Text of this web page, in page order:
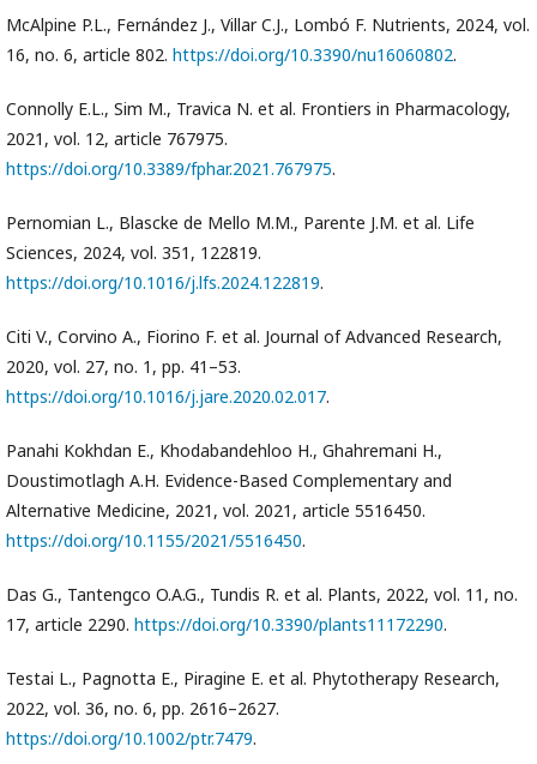
McAlpine P.L., Fernández J., Villar C.J., Lombó F. Nutrients, 2024, vol.
16, no. 6, article 802. https://doi.org/10.3390/nu16060802.
Connolly E.L., Sim M., Travica N. et al. Frontiers in Pharmacology,
2021, vol. 12, article 767975.
https://doi.org/10.3389/fphar.2021.767975.
Pernomian L., Blascke de Mello M.M., Parente J.M. et al. Life
Sciences, 2024, vol. 351, 122819.
https://doi.org/10.1016/j.lfs.2024.122819.
Citi V., Corvino A., Fiorino F. et al. Journal of Advanced Research,
2020, vol. 27, no. 1, pp. 41–53.
https://doi.org/10.1016/j.jare.2020.02.017.
Panahi Kokhdan E., Khodabandehloo H., Ghahremani H.,
Doustimotlagh A.H. Evidence-Based Complementary and
Alternative Medicine, 2021, vol. 2021, article 5516450.
https://doi.org/10.1155/2021/5516450.
Das G., Tantengco O.A.G., Tundis R. et al. Plants, 2022, vol. 11, no.
17, article 2290. https://doi.org/10.3390/plants11172290.
Testai L., Pagnotta E., Piragine E. et al. Phytotherapy Research,
2022, vol. 36, no. 6, pp. 2616–2627.
https://doi.org/10.1002/ptr.7479.